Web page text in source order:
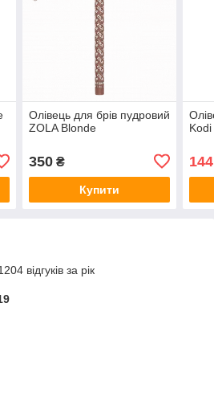
Олівець для брів пудровий
ZOLA Blonde
350₴
Купити
відгуків за рік